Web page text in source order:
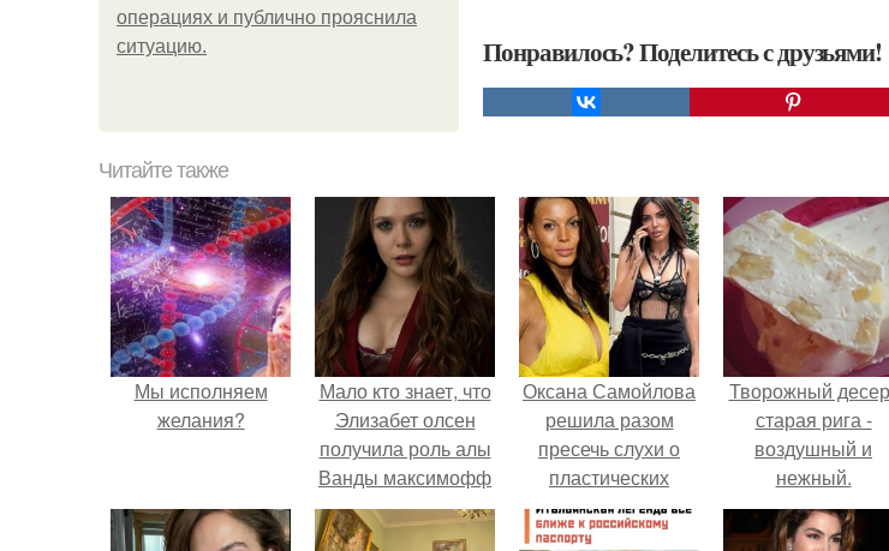
операциях и публично прояснила
ситуацию.
Понравилось? Поделитесь с друзьями!
Читайте также
Мы исполняем
желания?
Мало кто знает, что
Элизабет олсен
получила роль алы
Ванды максимофф
не сразу.
Оксана Самойлова
решила разом
пресечь слухи о
пластических
операциях и
публично
Творожный
старая рига -
воздушный и
нежный.